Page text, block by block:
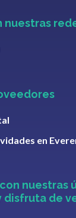
nuestras
en
nuestras
disfruta de